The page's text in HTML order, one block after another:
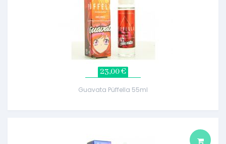
23,00 €
Guavata Püffella 55ml